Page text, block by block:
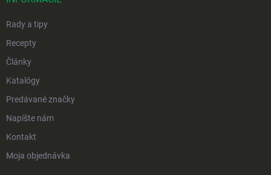
Rady a tipy
Recepty
Články
Katalógy
Predávané značky
Napíšte nám
Kontakt
Moja objednávka